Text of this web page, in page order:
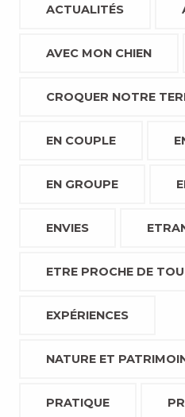
ACTUALITÉS
AVEC MON CHIEN
CROQUER NOTRE
EN COUPLE
EN GROUPE
ENVIES
ETRE PROCHE DE
EXPÉRIENCES
NATURE ET
PRATIQUE